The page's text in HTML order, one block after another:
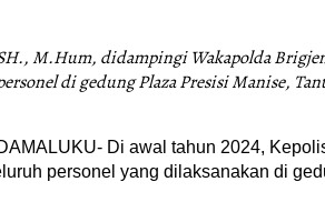
M.Hum, didampingi Wakapolda
di gedung Plaza Presisi Manise,
Di awal tahun 2024,
personel yang dilaksanakan di